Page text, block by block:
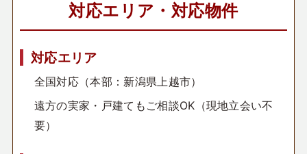
対応エリア・対応物件
対応エリア
全国対応（本部：新潟県上越市）
遠方の実家・戸建てもご相談OK（現地立会い不
要）